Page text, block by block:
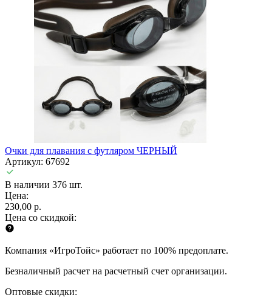
Очки для плавания с футляром ЧЕРНЫЙ
Артикул: 67692
В наличии 376 шт.
Цена:
230,00 р.
Цена со скидкой:
Компания «ИгроТойс» работает по 100% предоплате.
Безналичный расчет на расчетный счет организации.
Оптовые скидки: